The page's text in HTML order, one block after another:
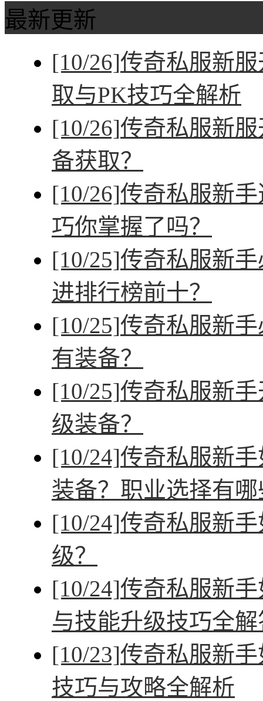
最新更新
[10/26]传奇私服新
取与PK技巧全解析
[10/26]传奇私服新
备获取？
[10/26]传奇私服新
巧你掌握了吗？
[10/25]传奇私服新
进排行榜前十？
[10/25]传奇私服新
有装备？
[10/25]传奇私服新
级装备？
[10/24]传奇私服新
装备？职业选择有
[10/24]传奇私服新
级？
[10/24]传奇私服新
与技能升级技巧全解
[10/23]传奇私服新
技巧与攻略全解析